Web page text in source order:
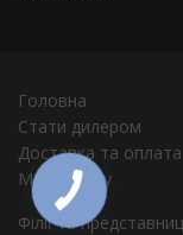
Головна
Стати дилером
Доставка та оплата
Мапа сайту
Філії та